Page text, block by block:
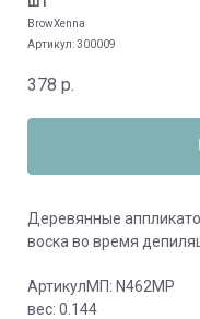
BrowXenna
Артикул:300009
378 р.
Деревянные
воска во время
АртикулМП: N462MP
вес: 0.144